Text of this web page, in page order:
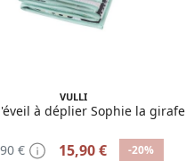
VULLI
à déplier Sophie la girafe
€ 15,90 € -20%